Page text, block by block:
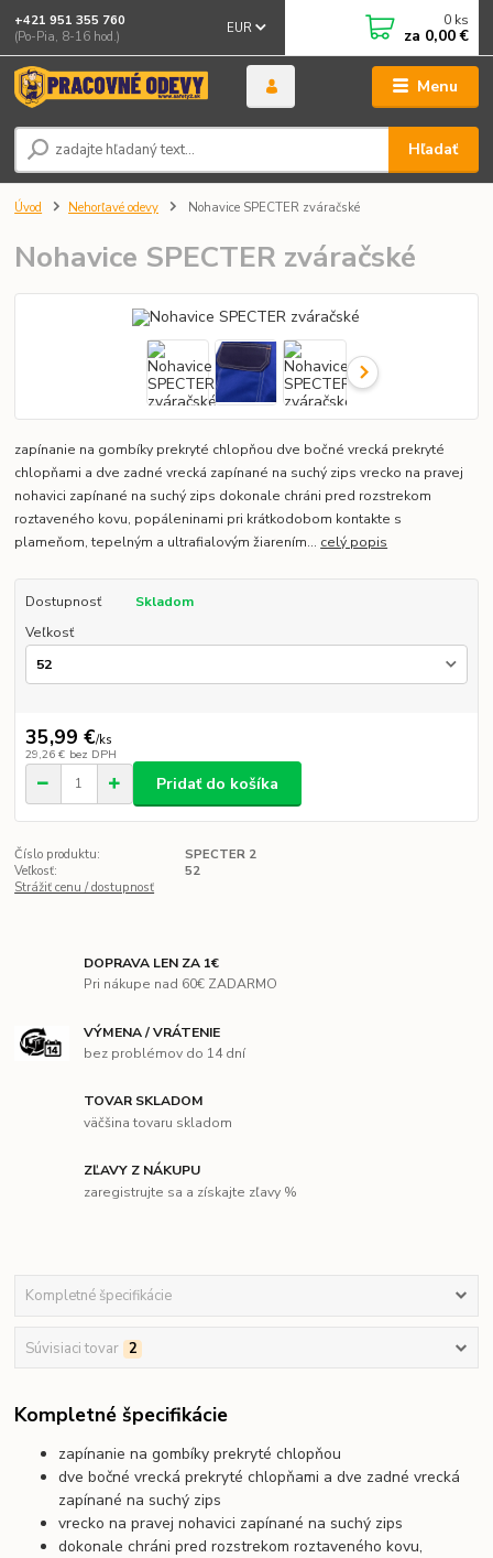
Menu
EUR
Hľadať
+421 951 355 760
(Po-Pia, 8-16 hod.)
0 ks
za 0,00 €
Úvod Nehorľavé odevy Nohavice SPECTER zváračské
Nohavice SPECTER zváračské
zapínanie na gombíky prekryté chlopňou dve bočné vrecká prekryté
chlopňami a dve zadné vrecká zapínané na suchý zips vrecko na pravej
nohavici zapínané na suchý zips dokonale chráni pred rozstrekom
roztaveného kovu, popáleninami pri krátkodobom kontakte s
plameňom, tepelným a ultrafialovým žiarením... celý popis
Dostupnosť
Skladom
Veľkosť
35,99 €/ks
29,26 € bez DPH
Pridať do košíka
Číslo produktu:
SPECTER 2
Veľkosť:
52
Strážiť cenu / dostupnosť
DOPRAVA LEN ZA 1€
Pri nákupe nad 60€ ZADARMO
VÝMENA / VRÁTENIE
bez problémov do 14 dní
TOVAR SKLADOM
väčšina tovaru skladom
ZĽAVY Z NÁKUPU
zaregistrujte sa a získajte zľavy %
Kompletné špecifikácie
Súvisiaci tovar 2
Kompletné špecifikácie
zapínanie na gombíky prekryté chlopňou
dve bočné vrecká prekryté chlopňami a dve zadné vrecká
zapínané na suchý zips
vrecko na pravej nohavici zapínané na suchý zips
dokonale chráni pred rozstrekom roztaveného kovu,